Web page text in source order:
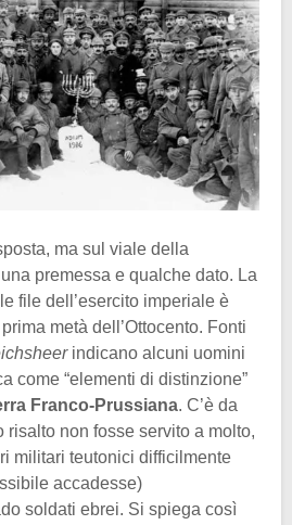
ma sul viale della
premessa e qualche dato. La
file dell’esercito imperiale è
metà dell’Ottocento. Fonti
indicano alcuni uomini
come “elementi di distinzione”
Franco-Prussiana. C’è da
risalto non fosse servito a molto,
militari teutonici difficilmente
accadesse)
soldati ebrei. Si spiega così